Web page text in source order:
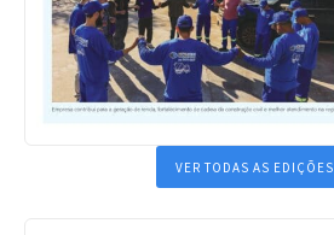
VER TODAS AS EDIÇÕES